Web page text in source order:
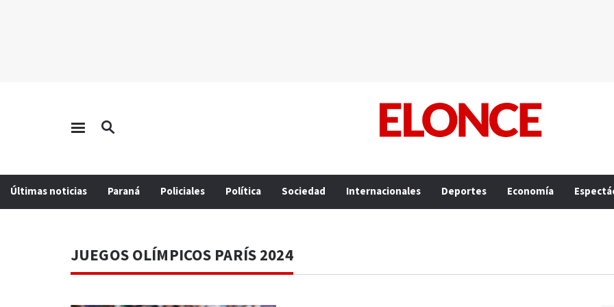
Últimas noticias Paraná Policiales Política Sociedad Internacionales Deportes Economía
JUEGOS OLÍMPICOS PARÍS 2024